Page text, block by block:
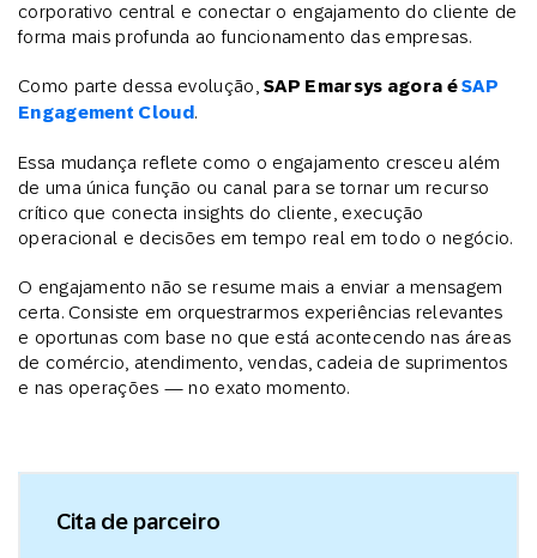
corporativo central e conectar o engajamento do cliente de
forma mais profunda ao funcionamento das empresas.
Como parte dessa evolução,SAP Emarsys agora éSAP
Engagement Cloud.
Essa mudança reflete como o engajamento cresceu além
de uma única função ou canal para se tornar um recurso
crítico que conecta insights do cliente, execução
operacional e decisões em tempo real em todo o negócio.
O engajamento não se resume mais a enviar a mensagem
certa. Consiste em orquestrarmos experiências relevantes
e oportunas com base no que está acontecendo nas áreas
de comércio, atendimento, vendas, cadeia de suprimentos
e nas operações — no exato momento.
Cita de parceiro